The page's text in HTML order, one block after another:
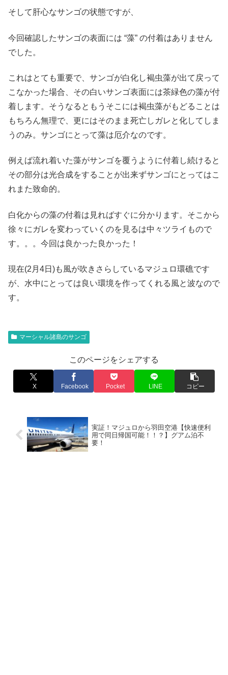
そして肝心なサンゴの状態ですが、
今回確認したサンゴの表面には “藻” の付着はありません
でした。
これはとても重要で、サンゴが白化し褐虫藻が出て戻って
こなかった場合、その白いサンゴ表面には茶緑色の藻が付
着します。そうなるともうそこには褐虫藻がもどることは
もちろん無理で、更にはそのまま死亡しガレと化してしま
うのみ。サンゴにとって藻は厄介なのです。
例えば流れ着いた藻がサンゴを覆うように付着し続けると
その部分は光合成をすることが出来ずサンゴにとってはこ
れまた致命的。
白化からの藻の付着は見ればすぐに分かります。そこから
徐々にガレを変わっていくのを見るは中々ツライもので
す。。。今回は良かった良かった！
現在(2月4日)も風が吹きさらしているマジュロ環礁です
が、水中にとっては良い環境を作ってくれる風と波なので
す。
マーシャル諸島のサンゴ
このページをシェアする
X Facebook Pocket LINE コピー
実証！マジュロから羽田空港【快速便利
用で同日帰国可能！！？】グアム泊不
要！